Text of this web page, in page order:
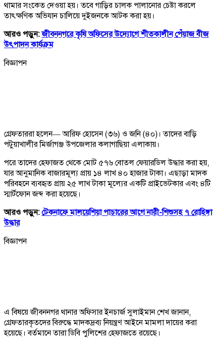
থামার সংকেত দেওয়া হয়। তবে গাড়ির চালক পালানোর চেষ্টা করলে
তাৎক্ষণিক অভিযান চালিয়ে দুইজনকে আটক করা হয়।
আরও পড়ুন:জীবননগরে কৃষি অফিসের উদ্যোগে শীতকালীন পেঁয়াজ বীজ
উৎপাদন কার্যক্রম
বিজ্ঞাপন
গ্রেফতাররা হলেন— আরিফ হোসেন (৩৬) ও জনি (৪০)। তাদের বাড়ি
পটুয়াখালীর মির্জাগঞ্জ উপজেলার কলাগাছিয়া এলাকায়।
পরে তাদের হেফাজত থেকে মোট ৫৭৬ বোতল ফেয়ারডিল উদ্ধার করা হয়,
যার আনুমানিক বাজারমূল্য প্রায় ১৪ লাখ ৪০ হাজার টাকা। এছাড়া মাদক
পরিবহনে ব্যবহৃত প্রায় ২৫ লাখ টাকা মূল্যের একটি প্রাইভেটকার এবং ৪টি
স্মার্টফোন জব্দ করা হয়েছে।
আরও পড়ুন: টেকনাফে মালয়েশিয়া পাচারের আগে নারী-শিশুসহ ৭ রোহিঙ্গা
উদ্ধার
বিজ্ঞাপন
এ বিষয়ে জীবননগর থানার অফিসার ইনচার্জ সুলাইমান শেখ জানান,
গ্রেফতারকৃতদের বিরুদ্ধে মাদকদ্রব্য নিয়ন্ত্রণ আইনে মামলা দায়ের করা
হয়েছে। বর্তমানে তারা ডিবি পুলিশের হেফাজতে রয়েছে।